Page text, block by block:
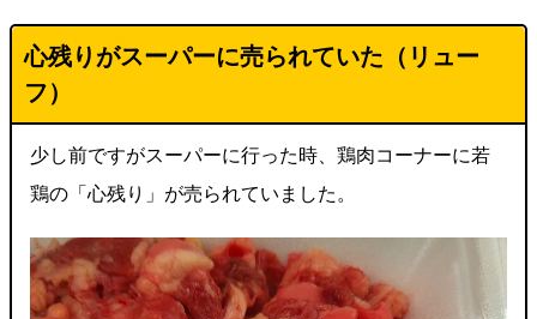
心残りがスーパーに売られていた（ リュー
フ）
少し前ですがスーパーに行った時、鶏肉コーナーに若
鶏の「心残り」が売られていました。